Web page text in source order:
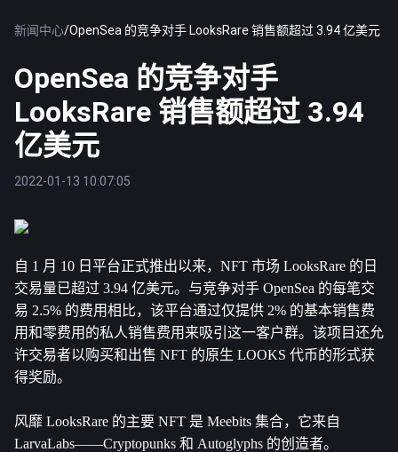
新闻中心/OpenSea 的竞争对手 LooksRare 销售额超过 3.94 亿美元
OpenSea 的竞争对手
LooksRare 销售额超过 3.94
亿美元
2022-01-13 10:07:05
自 1 月 10 日平台正式推出以来，NFT 市场 LooksRare 的日
交易量已超过 3.94 亿美元。 与竞争对手 OpenSea 的每笔交
易 2.5% 的费用相比，该平台通过仅提供 2% 的基本销售费
用和零费用的私人销售费用来吸引这一客户群。该项目还允
许交易者以购买和出售 NFT 的原生 LOOKS 代币的形式获
得奖励。
风靡 LooksRare 的主要 NFT 是 Meebits 集合，它来自
LarvaLabs——Cryptopunks 和 Autoglyphs 的创造者。